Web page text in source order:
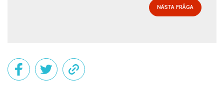
NÄSTA FRÅGA